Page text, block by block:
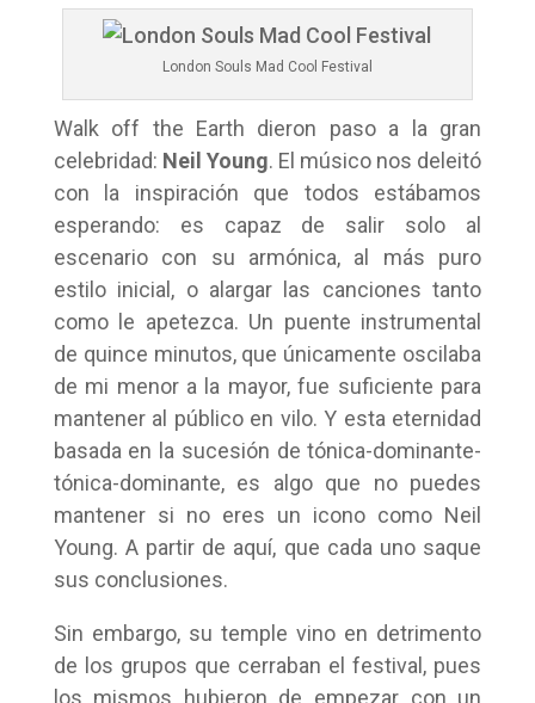
London Souls Mad Cool Festival
Walk off the Earth dieron paso a la gran
celebridad: Neil Young. El músico nos deleitó
con la inspiración que todos estábamos
esperando: es capaz de salir solo al
escenario con su armónica, al más puro
estilo inicial, o alargar las canciones tanto
como le apetezca. Un puente instrumental
de quince minutos, que únicamente oscilaba
de mi menor a la mayor, fue suficiente para
mantener al público en vilo. Y esta eternidad
basada en la sucesión de tónica-dominante-
tónica-dominante, es algo que no puedes
mantener si no eres un icono como Neil
Young. A partir de aquí, que cada uno saque
sus conclusiones.
Sin embargo, su temple vino en detrimento
de los grupos que cerraban el festival, pues
los mismos hubieron de empezar con un